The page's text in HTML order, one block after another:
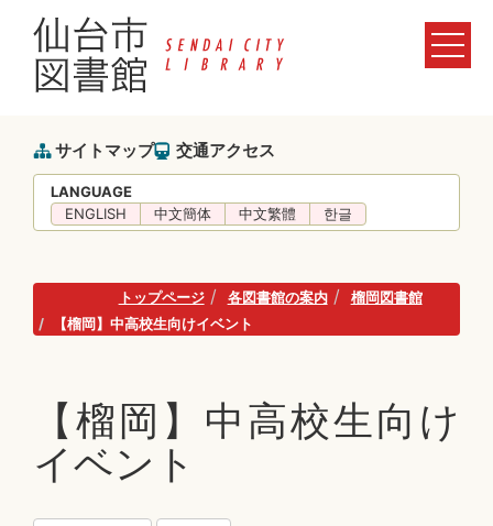
サイトマップ 交通アクセス
LANGUAGE
ENGLISH
中文簡体 中文繁體 한글
トップページ 各図書館の案内
榴岡図書館
【榴岡】中高校生向けイベント
【榴岡】中高校生向け
イベント